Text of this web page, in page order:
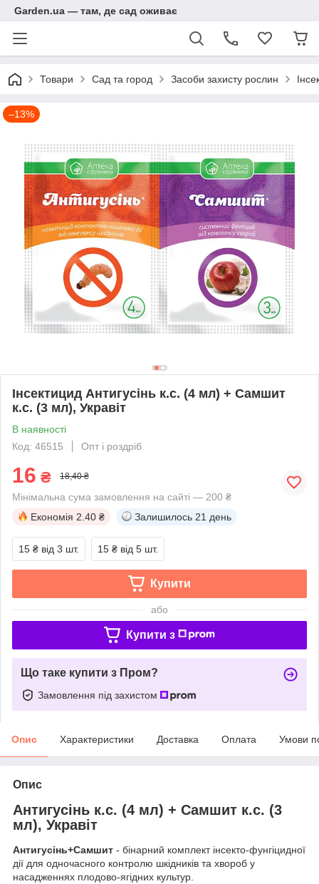
Garden.ua — там, де сад оживає
Товари Сад та город Засоби захисту рослин
–13%
Інсектицид Антигусінь к.с. (4 мл) + Самшит
к.с. (3 мл), Укравіт
В наявності
Код: 46515
Опт і роздріб
16 ₴ 18,40 ₴
Мінімальна сума замовлення на сайті — 200 ₴
Економія 2.40 ₴ Залишилось 21 день
15 ₴ від 3 шт. 15 ₴ від 5 шт.
Купити
або
Купити з
Що таке купити з Пром?
Замовлення під захистом
Опис Характеристики Доставка Оплата Умови
Опис
Антигусінь к.с. (4 мл) + Самшит к.с. (3
мл), Укравіт
Антигусінь+Самшит - бінарний комплект інсекто-фунгіцидної
дії для одночасного контролю шкідників та хвороб у
насадженнях плодово-ягідних культур.